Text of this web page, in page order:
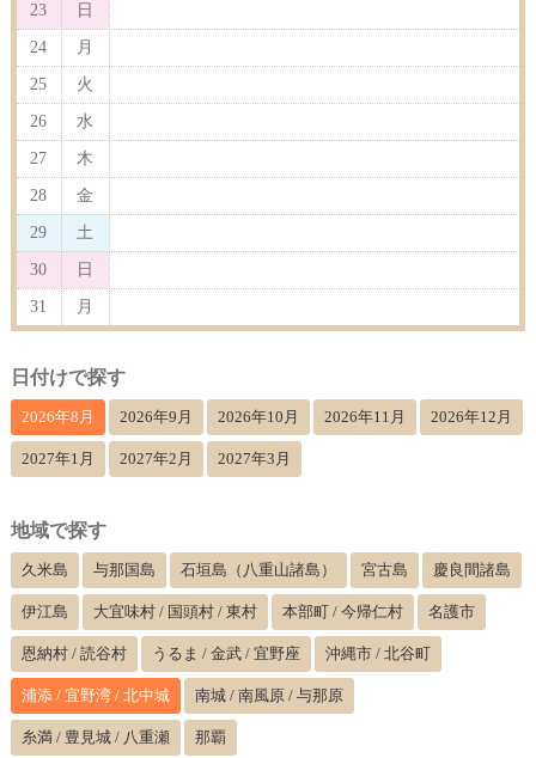
23 日
24 月
25 火
26 水
27 木
28 金
29 土
30 日
31 月
日付けで探す
2026年8月 2026年9月 2026年10月 2026年11月 2026年12月
2027年1月 2027年2月 2027年3月
地域で探す
久米島 与那国島 石垣島（八重山諸島） 宮古島 慶良間諸島
伊江島 大宜味村 / 国頭村 / 東村 本部町 / 今帰仁村 名護市
恩納村 / 読谷村 うるま / 金武 / 宜野座 沖縄市 / 北谷町
浦添 / 宜野湾 / 北中城 南城 / 南風原 / 与那原
糸満 / 豊見城 / 八重瀬 那覇